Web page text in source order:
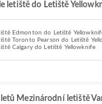
letiště do Letiště
Edmonton do Letiště
Toronto Pearson do Letiště
Calgary do Letiště Yellowknife
Mezinárodní letiště